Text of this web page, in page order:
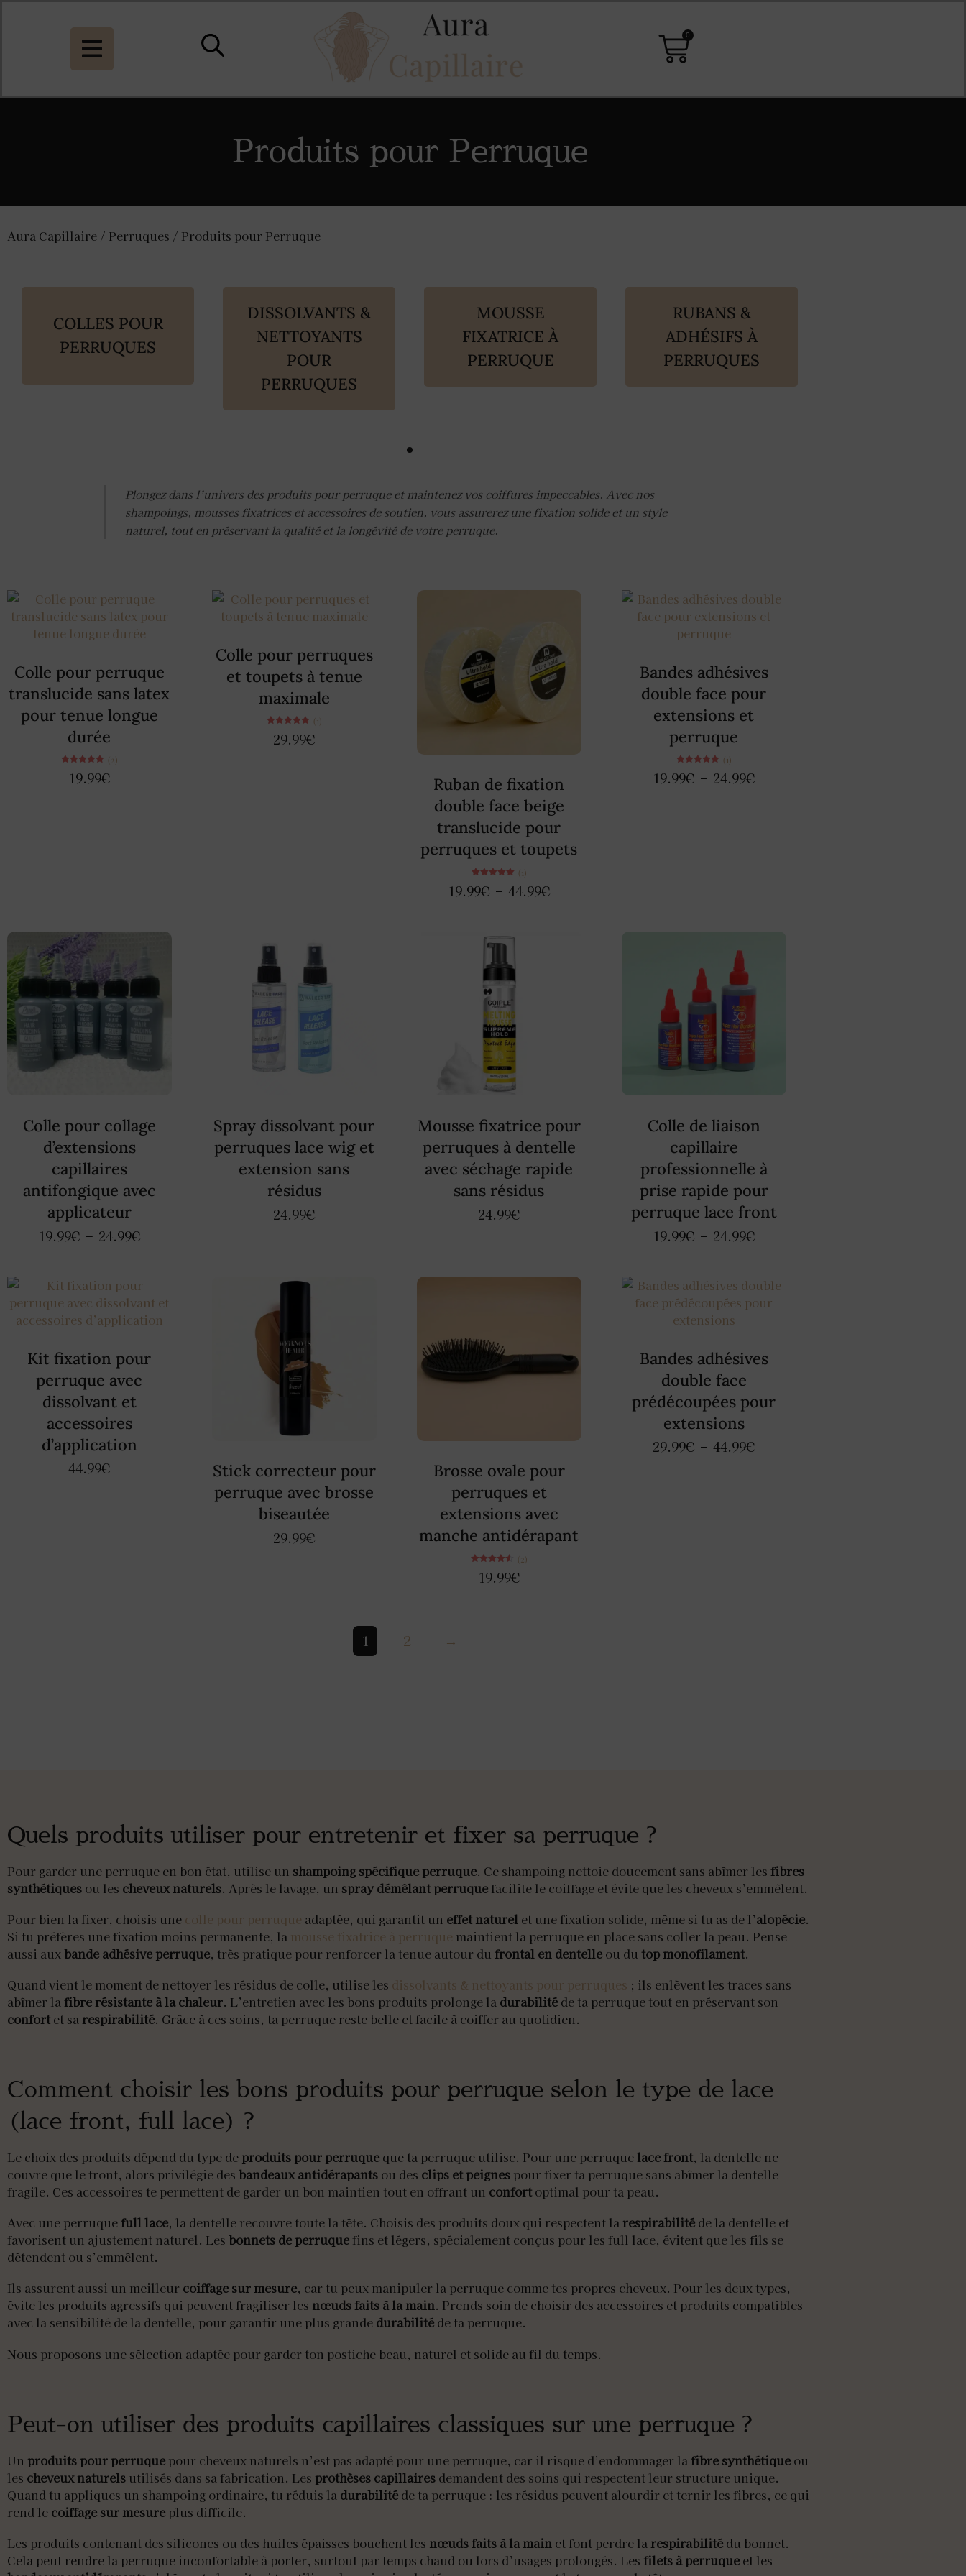
0
Produits pour Perruque
Aura Capillaire / Perruques / Produits pour Perruque
COLLES POUR
PERRUQUES
DISSOLVANTS &
NETTOYANTS
POUR
PERRUQUES
MOUSSE
FIXATRICE À
PERRUQUE
RUBANS &
ADHÉSIFS À
PERRUQUES
Plongez dans l’univers des produits pour perruque et maintenez vos coiffures impeccables. Avec nos
shampoings, mousses fixatrices et accessoires de soutien, vous assurerez une fixation solide et un style
naturel, tout en préservant la qualité et la longévité de votre perruque.
Colle pour perruque
translucide sans latex
pour tenue longue
durée
5.00
(2)
19.99€
Colle pour perruques
et toupets à tenue
maximale
5.00
(1)
29.99€
Ruban de fixation
double face beige
translucide pour
perruques et toupets
5.00
sur 5
(1)
19.99€ – 44.99€
Bandes adhésives
double face pour
extensions et
perruque
5.00
(1)
19.99€ – 24.99€
Colle pour collage
d’extensions
capillaires
antifongique avec
applicateur
19.99€ – 24.99€
Spray dissolvant pour
perruques lace wig et
extension sans
résidus
24.99€
Mousse fixatrice pour
perruques à dentelle
avec séchage rapide
sans résidus
24.99€
Colle de liaison
capillaire
professionnelle à
prise rapide pour
perruque lace front
19.99€ – 24.99€
Kit fixation pour
perruque avec
dissolvant et
accessoires
d’application
44.99€
Stick correcteur pour
perruque avec brosse
biseautée
29.99€
Brosse ovale pour
perruques et
extensions avec
manche antidérapant
4.50
sur 5
(2)
19.99€
Bandes adhésives
double face
prédécoupées pour
extensions
29.99€ – 44.99€
1 2 →
Quels produits utiliser pour entretenir et fixer sa perruque ?
Pour garder une perruque en bon état, utilise un shampoing spécifique perruque. Ce shampoing nettoie doucement sans abîmer les fibres
synthétiques ou les cheveux naturels. Après le lavage, un spray démêlant perruque facilite le coiffage et évite que les cheveux s’emmêlent.
Pour bien la fixer, choisis une colle pour perruque adaptée, qui garantit un effet naturel et une fixation solide, même si tu as de l’alopécie.
Si tu préfères une fixation moins permanente, la mousse fixatrice à perruque maintient la perruque en place sans coller la peau. Pense
aussi auxbande adhésive perruque, très pratique pour renforcer la tenue autour du frontal en dentelle ou du top monofilament.
Quand vient le moment de nettoyer les résidus de colle, utilise les dissolvants & nettoyants pour perruques ; ils enlèvent les traces sans
abîmer lafibre résistante à la chaleur. L’entretien avec les bons produits prolonge la durabilité de ta perruque tout en préservant son
confort et sarespirabilité. Grâce à ces soins, ta perruque reste belle et facile à coiffer au quotidien.
Comment choisir les bons produits pour perruque selon le type de lace
(lace front, full lace) ?
Le choix des produits dépend du type de produits pour perruque que ta perruque utilise. Pour une perruquelace front, la dentelle ne
couvre que le front, alors privilégie des bandeaux antidérapants ou des clips et peignes pour fixer ta perruque sans abîmer la dentelle
fragile. Ces accessoires te permettent de garder un bon maintien tout en offrant un confort optimal pour ta peau.
Avec une perruquefull lace, la dentelle recouvre toute la tête. Choisis des produits doux qui respectent larespirabilité de la dentelle et
favorisent un ajustement naturel. Les bonnets de perruque fins et légers, spécialement conçus pour les full lace, évitent que les fils se
détendent ou s’emmêlent.
Ils assurent aussi un meilleur coiffage sur mesure, car tu peux manipuler la perruque comme tes propres cheveux. Pour les deux types,
évite les produits agressifs qui peuvent fragiliser les nœuds faits à la main. Prends soin de choisir des accessoires et produits compatibles
avec la sensibilité de la dentelle, pour garantir une plus grande durabilité de ta perruque.
Nous proposons une sélection adaptée pour garder ton postiche beau, naturel et solide au fil du temps.
Peut-on utiliser des produits capillaires classiques sur une perruque ?
Un produits pour perruque pour cheveux naturels n’est pas adapté pour une perruque, car il risque d’endommager la fibre synthétique ou
les cheveux naturels utilisés dans sa fabrication. Les prothèses capillaires demandent des soins qui respectent leur structure unique.
Quand tu appliques un shampoing ordinaire, tu réduis la durabilité de ta perruque : les résidus peuvent alourdir et ternir les fibres, ce qui
rend le coiffage sur mesure plus difficile.
Les produits contenant des silicones ou des huiles épaisses bouchent les nœuds faits à la main et font perdre larespirabilité du bonnet.
Cela peut rendre la perruque inconfortable à porter, surtout par temps chaud ou lors d’usages prolongés. Les filets à perruque et les